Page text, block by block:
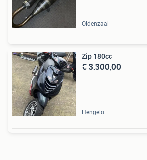
Oldenzaal
Zip 180cc
€ 3.300,00
Hengelo